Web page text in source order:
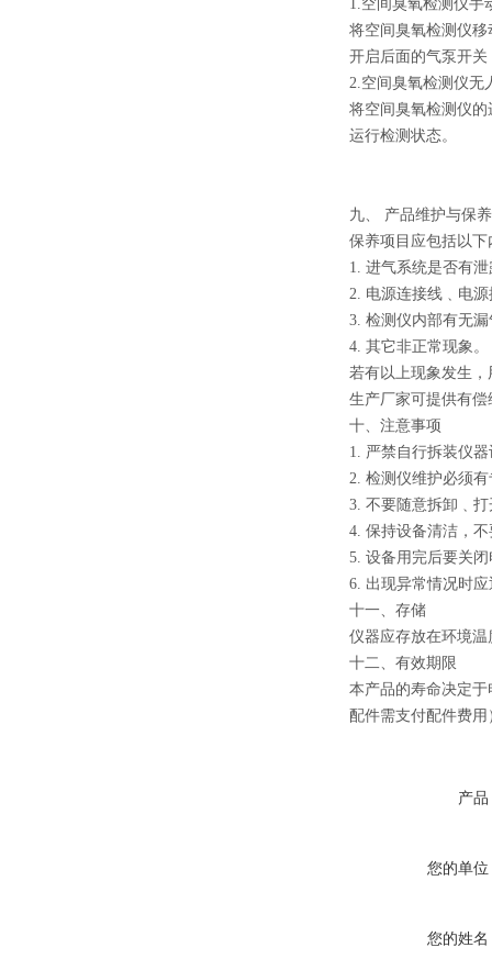
1.空间臭氧检测仪手
将空间臭氧检测仪
开启后面的气泵开
2.空间臭氧检测仪无
将空间臭氧检测仪
运行检测状态。
九、 产品维护与保养
保养项目应包括以下
1. 进气系统是否有
2. 电源连接线﹑电
3. 检测仪内部有无
4. 其它非正常现象。
若有以上现象发生
生产厂家可提供有偿
十、注意事项
1. 严禁自行拆装仪
2. 检测仪维护必须
3. 不要随意拆卸﹑
4. 保持设备清洁，
5. 设备用完后要关
6. 出现异常情况时
十一、存储
仪器应存放在环境
十二、有效期限
本产品的寿命决定
配件需支付配件费用
产品
您的单位
您的姓名